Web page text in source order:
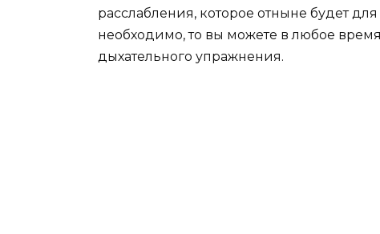
расслабления, которое отныне будет
необходимо, то вы можете в любое
дыхательного упражнения.